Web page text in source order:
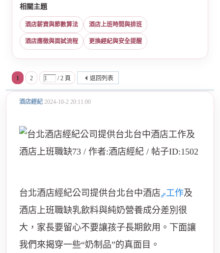
相關主題
酒店薪資與節數算法 酒店上班時間與排班
酒店應徵與面試流程 更換經紀與安全提醒
1 2 / 2 頁 返回列表
酒店經紀 2024-10-2 20:11:00
台北酒店經紀公司提供台北台中酒店 工作及
酒店上班職缺乳飲料與純奶營養成分差別很
大，家長要留心不要讓孩子長期飲用。下面讓
我們來揭穿一些“奶制品”的真面目。